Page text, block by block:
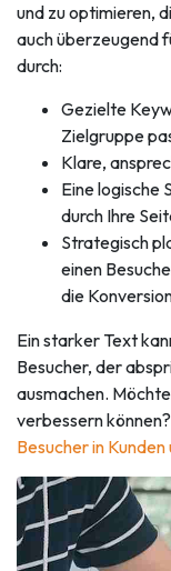
und zu optimieren,
auch überzeugend
durch:
Gezielte
Zielgruppe
Klare,
Eine logische
durch Ihre
Strategisch
einen
die
Ein starker Text
Besucher, der
ausmachen.
verbessern
Besucher in